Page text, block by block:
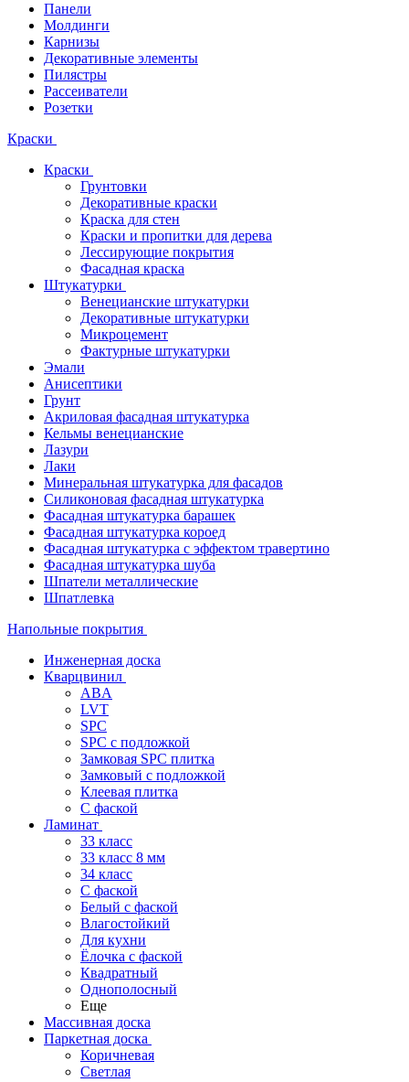
Панели
Молдинги
Карнизы
Декоративные элементы
Пилястры
Рассеиватели
Розетки
Краски
Краски
Грунтовки
Декоративные краски
Краска для стен
Краски и пропитки для дерева
Лессирующие покрытия
Фасадная краска
Штукатурки
Венецианские штукатурки
Декоративные штукатурки
Микроцемент
Фактурные штукатурки
Эмали
Анисептики
Грунт
Акриловая фасадная штукатурка
Кельмы венецианские
Лазури
Лаки
Минеральная штукатурка для фасадов
Силиконовая фасадная штукатурка
Фасадная штукатурка барашек
Фасадная штукатурка короед
Фасадная штукатурка с эффектом травертино
Фасадная штукатурка шуба
Шпатели металлические
Шпатлевка
Напольные покрытия
Инженерная доска
Кварцвинил
ABA
LVT
SPC
SPC с подложкой
Замковая SPC плитка
Замковый с подложкой
Клеевая плитка
С фаской
Ламинат
33 класс
33 класс 8 мм
34 класс
C фаской
Белый с фаской
Влагостойкий
Для кухни
Ёлочка с фаской
Квадратный
Однополосный
Еще
Массивная доска
Паркетная доска
Коричневая
Светлая